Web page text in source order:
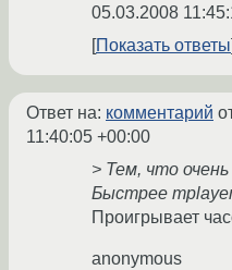
05.03.2008
Показать ответы
Ответ на: комментарий
11:40:05 +00:00
> Тем, что
Быстрее
Проигрывает
anonymous